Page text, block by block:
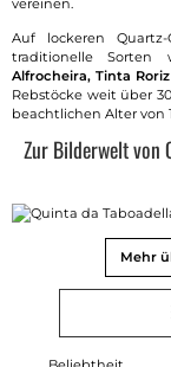
Auf lockeren
traditionelle Sorten
Alfrocheira, Tinta Roriz
Rebstöcke weit über
beachtlichen Alter von
Zur Bilderwelt von
Mehr